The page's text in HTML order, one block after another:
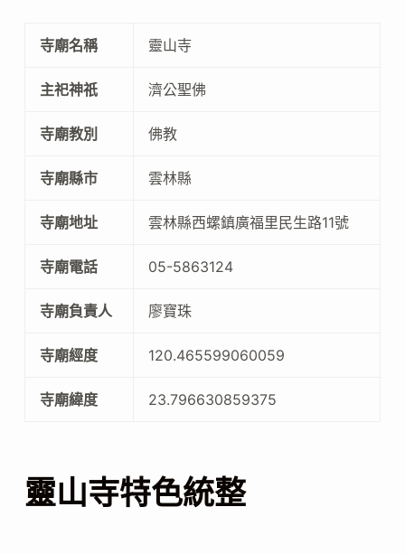
寺廟名稱 靈山寺
主祀神祇 濟公聖佛
寺廟教別 佛教
寺廟縣市 雲林縣
寺廟地址 雲林縣西螺鎮廣福里民生路11號
寺廟電話 05-5863124
寺廟負責人 廖寶珠
寺廟經度 120.465599060059
寺廟緯度 23.796630859375
靈山寺特色統整